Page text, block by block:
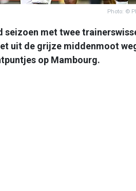
Photo: ©
seizoen met twee
uit de grijze middenmoot
op Mambourg.